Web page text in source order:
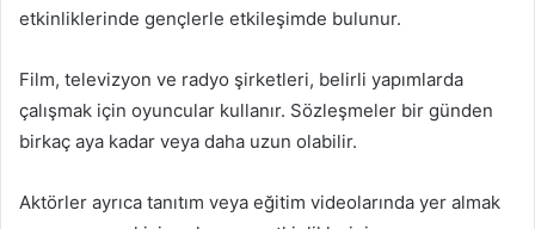
etkinliklerinde gençlerle etkileşimde bulunur.
Film, televizyon ve radyo şirketleri, belirli yapımlarda
çalışmak için oyuncular kullanır. Sözleşmeler bir günden
birkaç aya kadar veya daha uzun olabilir.
Aktörler ayrıca tanıtım veya eğitim videolarında yer almak